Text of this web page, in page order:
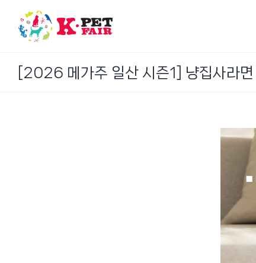
content
[2026 메가주 일산 시즌1] 냥집사라